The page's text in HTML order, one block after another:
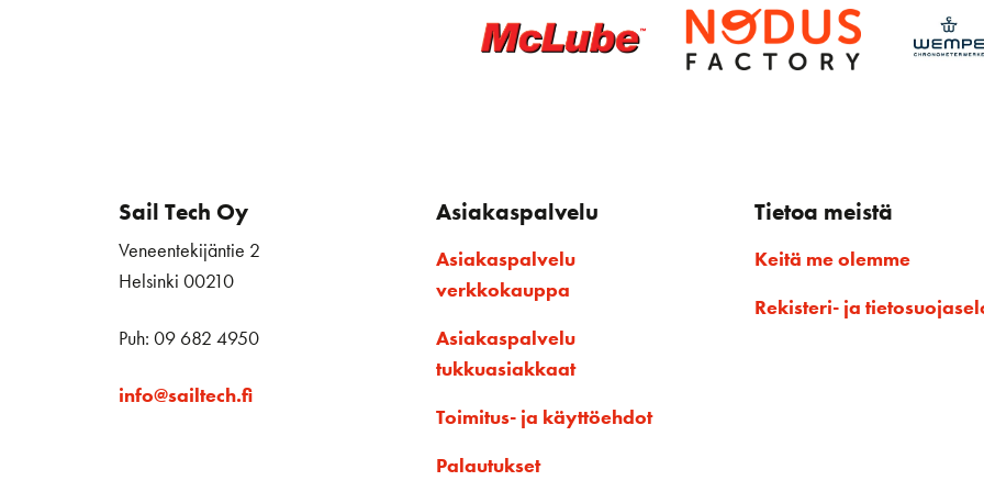
Sail Tech Oy
Veneentekijäntie 2
Helsinki 00210
Puh: 09 682 4950
info@sailtech.fi
Asiakaspalvelu
Asiakaspalvelu
verkkokauppa
Asiakaspalvelu
tukkuasiakkaat
Toimitus- ja käyttöehdot
Palautukset
Tietoa meistä
Keitä me olemme
Rekisteri- ja